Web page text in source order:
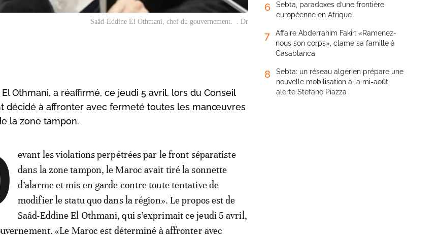
Saâd-Eddine El Othmani, chef du gouvernement. . Dr
Othmani, a réaffirmé, ce jeudi 5 avril, lors du Conseil
décidé à affronter avec fermeté toutes les manœuvres
la zone tampon.
evant les violations perpétrées par le front séparatiste
dans la zone tampon, le Maroc avait tiré la sonnette
d’alarme et mis en garde contre toute tentative de
modifier le statu quo dans la région». Le propos est de
Saâd-Eddine El Othmani, qui s’exprimait ce jeudi 5 avril,
«Le Maroc est déterminé à affronter avec
6
Sebta, paradoxes d’une frontière
européenne en Afrique
7
Affaire Abderrahim Fakir: «Ramenez-
nous son corps», clame sa famille à
Casablanca
8
Sebta: un réseau algérien prépare une
nouvelle mobilisation à la mi-août,
alerte Stefano Piazza